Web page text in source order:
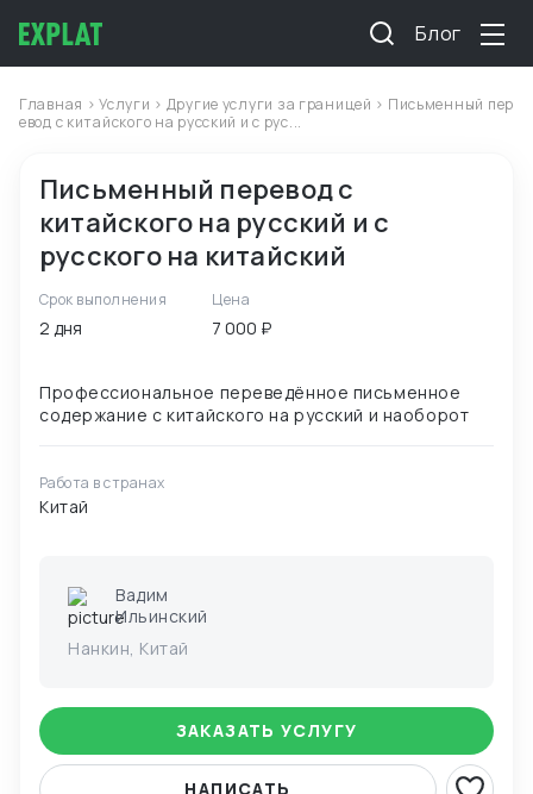
Блог
Главная >Услуги > Другие услуги за границей > Письменный пер
евод с китайского на русский и с рус...
Письменный перевод с
китайского на русский и с
русского на китайский
Срок выполнения
2 дня
Цена
7 000 ₽
Профессиональное переведённое письменное
Работа в странах
Китай
Вадим
Ильинский
Нанкин, Китай
ЗАКАЗАТЬ УСЛУГУ
НАПИСАТЬ